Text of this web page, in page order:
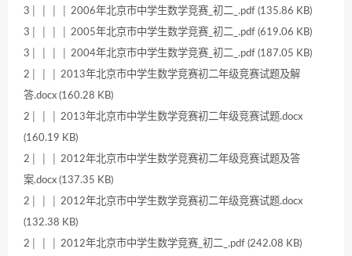
3│ │ │ │ 2006年北京市中学生数学竞赛_初二_.pdf (135.86 KB)
3│ │ │ │ 2005年北京市中学生数学竞赛_初二_.pdf (619.06 KB)
3│ │ │ │ 2004年北京市中学生数学竞赛_初二_.pdf (187.05 KB)
2│ │ │ 2013年北京市中学生数学竞赛初二年级竞赛试题及解
答.docx (160.28 KB)
2│ │ │ 2013年北京市中学生数学竞赛初二年级竞赛试题.docx
(160.19 KB)
2│ │ │ 2012年北京市中学生数学竞赛初二年级竞赛试题及答
案.docx (137.35 KB)
2│ │ │ 2012年北京市中学生数学竞赛初二年级竞赛试题.docx
(132.38 KB)
2│ │ │ 2012年北京市中学生数学竞赛_初二_.pdf (242.08 KB)